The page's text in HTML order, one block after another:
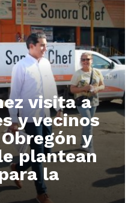
visita a
y vecinos
y
plantean
la